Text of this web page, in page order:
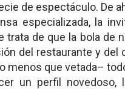
de espectáculo. De
especializada, la
trata de que la bola de
del restaurante y del
menos que vetada–
un perfil novedoso,